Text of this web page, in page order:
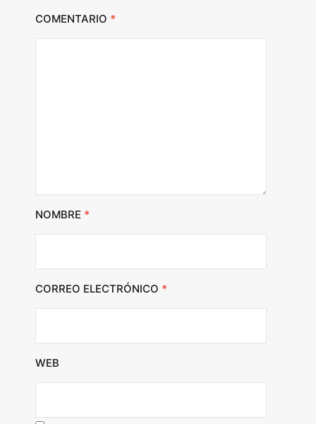
COMENTARIO *
NOMBRE *
CORREO ELECTRÓNICO *
WEB